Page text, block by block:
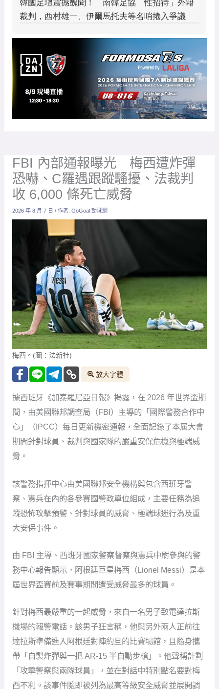
FBI 內部通報曝光 梅西遭炸彈
恐嚇、C羅遇跟蹤騷擾、法裁判
收 6,000 條死亡威脅
2026 年 8 月 7 日/ 作者:GoGoal 勁球網
梅西。(圖：法新社)
放大字體
據西班牙《加泰羅尼亞日報》揭露，在 2026 年世界盃期
間，由美國聯邦調查局（FBI）主導的「國際警務合作中
心」（IPCC）每日更新機密通報，全面記錄了本屆大會
期間針對球員、裁判與國家隊的嚴重安保危機與極端威
脅。
該警務指揮中心由美國聯邦安全機構與包含西班牙警
察、憲兵在內的各參賽國警政單位組成，主要任務為追
蹤恐怖攻擊預警、針對球員的威脅、極端球迷行為及重
大安保事件。
由 FBI 主導、西班牙國家警察督察與憲兵中尉參與的警
務中心報告顯示，阿根廷巨星梅西（Lionel Messi）是本
屆世界盃賽前及賽事期間遭受威脅最多的球員。
針對梅西最嚴重的一起威脅，來自一名男子致電達拉斯
機場的報警電話。該男子狂言稱，他與另外兩人正前往
達拉斯準備進入阿根廷對陣約旦的比賽場館，且隨身攜
帶「自製炸彈與一把 AR-15 半自動步槍」。他聲稱計劃
「攻擊警察與兩隊球員」，並在對話中特別點名要對梅
西不利。該事件隨即被列為最高等級安全威脅並展開調